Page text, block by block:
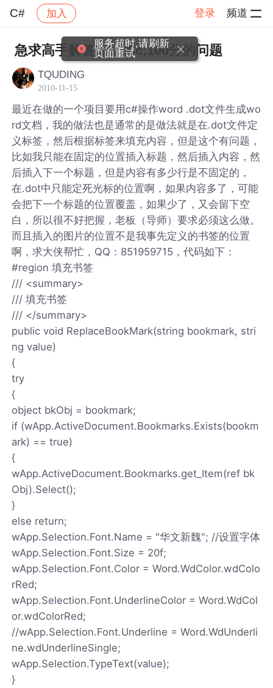
C# 加入 登录 频道
社区 C# 帖子详情
急求高手解答&#xff0c;100分的问题
TQUDING
2010-11-15
最近在做的一个项目要用c#操作word .dot文件生成wo
rd文档，我的做法也是通常的是做法就是在.dot文件定
义标签，然后根据标签来填充内容，但是这个有问题，
比如我只能在固定的位置插入标题，然后插入内容，然
后插入下一个标题，但是内容有多少行是不固定的，
在.dot中只能定死光标的位置啊，如果内容多了，可能
会把下一个标题的位置覆盖，如果少了，又会留下空
白，所以很不好把握，老板（导师）要求必须这么做。
而且插入的图片的位置不是我事先定义的书签的位置
啊，求大侠帮忙，QQ：851959715，代码如下：
#region 填充书签
/// <summary>
/// 填充书签
/// </summary>
public void ReplaceBookMark(string bookmark, stri
ng value)
{
try
{
object bkObj = bookmark;
if (wApp.ActiveDocument.Bookmarks.Exists(bookm
ark) == true)
{
wApp.ActiveDocument.Bookmarks.get_Item(ref bk
Obj).Select();
}
else return;
wApp.Selection.Font.Name = "华文新魏"; //设置字体
wApp.Selection.Font.Size = 20f;
wApp.Selection.Font.Color = Word.WdColor.wdColo
rRed;
wApp.Selection.Font.UnderlineColor = Word.WdCol
or.wdColorRed;
//wApp.Selection.Font.Underline = Word.WdUnderli
ne.wdUnderlineSingle;
wApp.Selection.TypeText(value);
}
服务超时,请刷新
页面重试